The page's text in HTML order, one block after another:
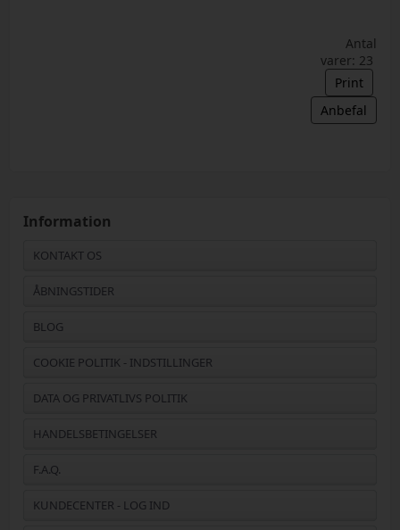
Antal
varer: 23
Print
Anbefal
Information
KONTAKT OS
ÅBNINGSTIDER
BLOG
COOKIE POLITIK - INDSTILLINGER
DATA OG PRIVATLIVS POLITIK
HANDELSBETINGELSER
F.A.Q.
KUNDECENTER - LOG IND